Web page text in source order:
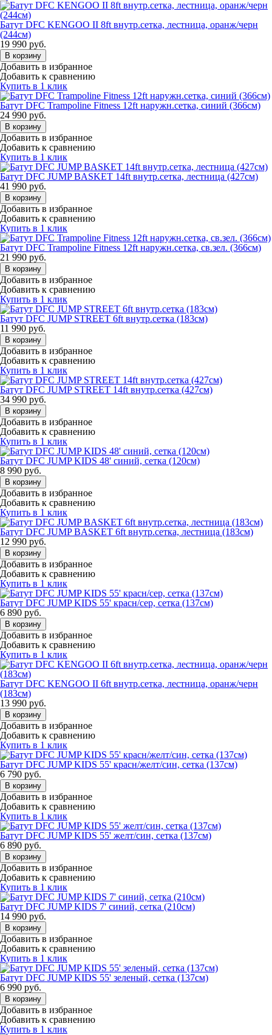
Батут DFC KENGOO II 8ft внутр.сетка, лестница, оранж/черн
(244см)
19 990 руб.
В корзину
Добавить в избранное
Добавить к сравнению
Купить в 1 клик
Батут DFC Trampoline Fitness 12ft наружн.сетка, синий (366см)
24 990 руб.
В корзину
Добавить в избранное
Добавить к сравнению
Купить в 1 клик
Батут DFC JUMP BASKET 14ft внутр.сетка, лестница (427cм)
41 990 руб.
В корзину
Добавить в избранное
Добавить к сравнению
Купить в 1 клик
Батут DFC Trampoline Fitness 12ft наружн.сетка, св.зел. (366см)
21 990 руб.
В корзину
Добавить в избранное
Добавить к сравнению
Купить в 1 клик
Батут DFC JUMP STREET 6ft внутр.сетка (183cм)
11 990 руб.
В корзину
Добавить в избранное
Добавить к сравнению
Купить в 1 клик
Батут DFC JUMP STREET 14ft внутр.сетка (427cм)
34 990 руб.
В корзину
Добавить в избранное
Добавить к сравнению
Купить в 1 клик
Батут DFC JUMP KIDS 48' синий, сетка (120см)
8 990 руб.
В корзину
Добавить в избранное
Добавить к сравнению
Купить в 1 клик
Батут DFC JUMP BASKET 6ft внутр.сетка, лестница (183cм)
12 990 руб.
В корзину
Добавить в избранное
Добавить к сравнению
Купить в 1 клик
Батут DFC JUMP KIDS 55' красн/сер, сетка (137см)
6 890 руб.
В корзину
Добавить в избранное
Добавить к сравнению
Купить в 1 клик
Батут DFC KENGOO II 6ft внутр.сетка, лестница, оранж/черн
(183см)
13 990 руб.
В корзину
Добавить в избранное
Добавить к сравнению
Купить в 1 клик
Батут DFC JUMP KIDS 55' красн/желт/син, сетка (137см)
6 790 руб.
В корзину
Добавить в избранное
Добавить к сравнению
Купить в 1 клик
Батут DFC JUMP KIDS 55' желт/син, сетка (137см)
6 890 руб.
В корзину
Добавить в избранное
Добавить к сравнению
Купить в 1 клик
Батут DFC JUMP KIDS 7' синий, сетка (210см)
14 990 руб.
В корзину
Добавить в избранное
Добавить к сравнению
Купить в 1 клик
Батут DFC JUMP KIDS 55' зеленый, сетка (137см)
6 990 руб.
В корзину
Добавить в избранное
Добавить к сравнению
Купить в 1 клик